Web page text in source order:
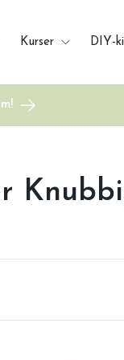
Kurser DIY-